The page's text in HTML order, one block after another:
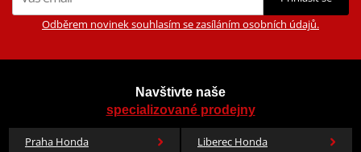
Odběrem novinek souhlasím se zasíláním osobních údajů.
Navštivte naše
specializované prodejny
Praha Honda
Liberec Honda